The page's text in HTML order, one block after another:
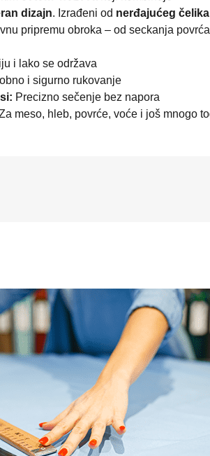
dizajn. Izrađeni od nerđajućeg čelika
pripremu obroka – od seckanja
i lako se održava
i sigurno rukovanje
Precizno sečenje bez napora
meso, hleb, povrće, voće i još mnogo